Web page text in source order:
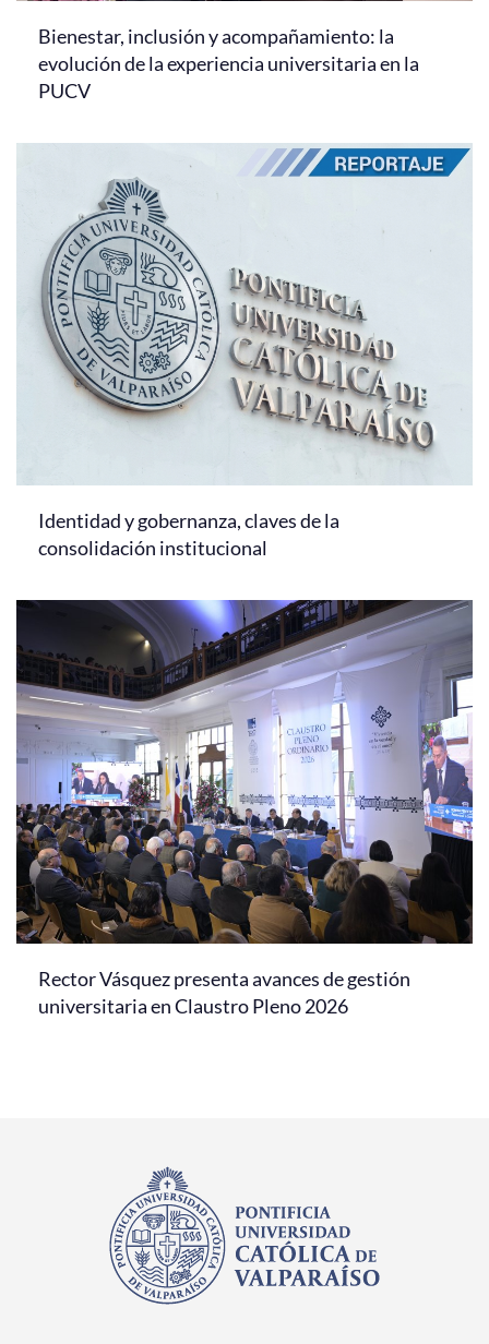
Bienestar, inclusión y acompañamiento: la
evolución de la experiencia universitaria en la
PUCV
Identidad y gobernanza, claves de la
consolidación institucional
Rector Vásquez presenta avances de gestión
universitaria en Claustro Pleno 2026